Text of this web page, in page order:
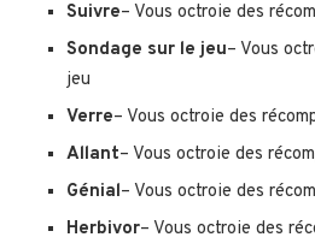
Suivre– Vous octroie des
Sondage sur le jeu– Vous
jeu
Verre– Vous octroie des
Allant– Vous octroie des
Génial– Vous octroie des
Herbivor– Vous octroie des